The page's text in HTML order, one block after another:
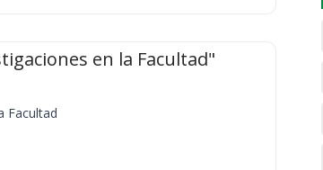
en la Facultad"
Facultad